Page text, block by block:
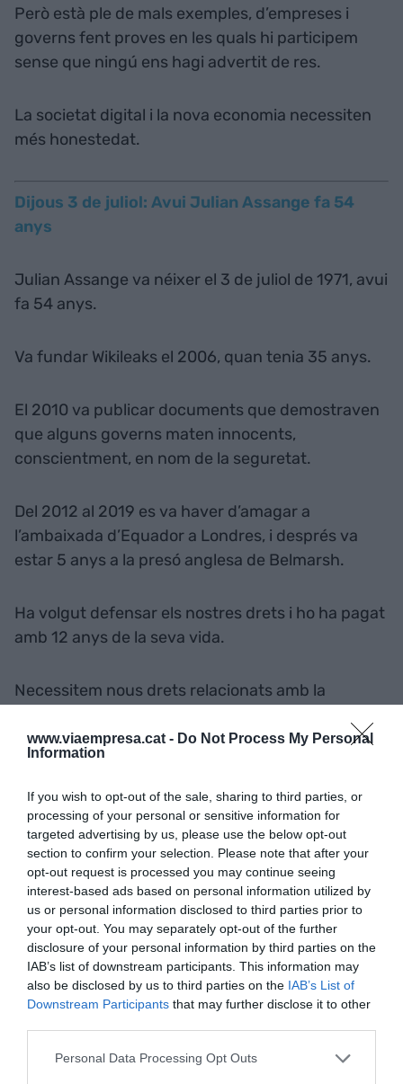
www.viaempresa.cat - Do Not Process My Personal
Information
If you wish to opt-out of the sale, sharing to third parties, or
processing of your personal or sensitive information for
targeted advertising by us, please use the below opt-out
section to confirm your selection. Please note that after your
opt-out request is processed you may continue seeing
interest-based ads based on personal information utilized by
us or personal information disclosed to third parties prior to
your opt-out. You may separately opt-out of the further
disclosure of your personal information by third parties on the
IAB’s list of downstream participants. This information may
also be disclosed by us to third parties on the IAB’s List of
Downstream Participants that may further disclose it to other
Personal Data Processing Opt Outs
Però està ple de mals exemples, d’empreses i
governs fent proves en les quals hi participem
sense que ningú ens hagi advertit de res.
La societat digital i la nova economia necessiten
més honestedat.
Dijous 3 de juliol: Avui Julian Assange fa 54
anys
Julian Assange va néixer el 3 de juliol de 1971, avui
fa 54 anys.
Va fundar Wikileaks el 2006, quan tenia 35 anys.
El 2010 va publicar documents que demostraven
que alguns governs maten innocents,
conscientment, en nom de la seguretat.
Del 2012 al 2019 es va haver d’amagar a
l’ambaixada d’Equador a Londres, i després va
estar 5 anys a la presó anglesa de Belmarsh.
Ha volgut defensar els nostres drets i ho ha pagat
amb 12 anys de la seva vida.
Necessitem nous drets relacionats amb la
explicar que un estat ha comès delictes.
Dimecres 2 de juliol: Les revolucions no són
quelcom sobtat
“La revolució és un llarg procés, no un
esdeveniment” - David Harvey (1935 - ), geògraf.
Dimarts 1 de juliol: Amb robots o com robots?